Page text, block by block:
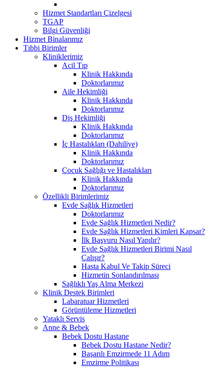
Hizmet Standartları Çizelgesi
TGAP
Bilgi Güvenliği
Hizmet Binalarımız
Tıbbi Birimler
Kliniklerimiz
Acil Tıp
Klinik Hakkında
Doktorlarımız
Aile Hekimliği
Klinik Hakkında
Doktorlarımız
Diş Hekimliği
Klinik Hakkında
Doktorlarımız
İç Hastalıkları (Dahiliye)
Klinik Hakkında
Doktorlarımız
Çocuk Sağlığı ve Hastalıkları
Klinik Hakkında
Doktorlarımız
Özellikli Birimlerimiz
Evde Sağlık Hizmetleri
Doktorlarımız
Evde Sağlık Hizmetleri Nedir?
Evde Sağlık Hizmetleri Kimleri Kapsar?
İlk Başvuru Nasıl Yapılır?
Evde Sağlık Hizmetleri Birimi Nasıl
Çalışır?
Hasta Kabul Ve Takip Süreci
Hizmetin Sonlandırılması
Sağlıklı Yaş Alma Merkezi
Klinik Destek Birimleri
Labaratuar Hizmetleri
Görüntüleme Hizmetleri
Yataklı Servis
Anne & Bebek
Bebek Dostu Hastane
Bebek Dostu Hastane Nedir?
Başarılı Emzirmede 11 Adım
Emzirme Politikası